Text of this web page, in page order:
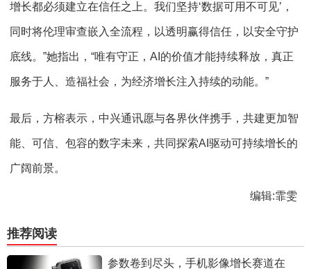
增长都必须建立在信任之上。我们坚持‘数据可用不可见’，
同时将伦理审查嵌入全流程，以透明赢得信任，以安全守护
底线。”她指出，“唯有守正，AI的价值才能持续释放，真正
服务于人、造福社会，为经济增长注入持续的动能。”
最后，方榕表示，中兴通讯愿与各界伙伴携手，共建更加智
能、可信、包容的数字未来，共同探索AI驱动可持续增长的
广阔前景。
编辑:霏雯
推荐阅读
参数卷到尽头，手机影像增长赛道在